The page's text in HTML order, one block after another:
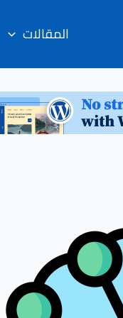
المقالات